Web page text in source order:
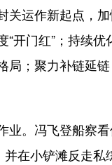
关运作新起点，
开门红”；持续优
局；聚力补链延
。冯飞登船察
在小铲滩反走私